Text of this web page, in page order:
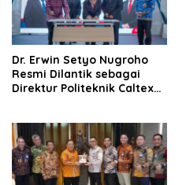
‎Dr. Erwin Setyo Nugroho
Resmi Dilantik sebagai
Direktur Politeknik Caltex